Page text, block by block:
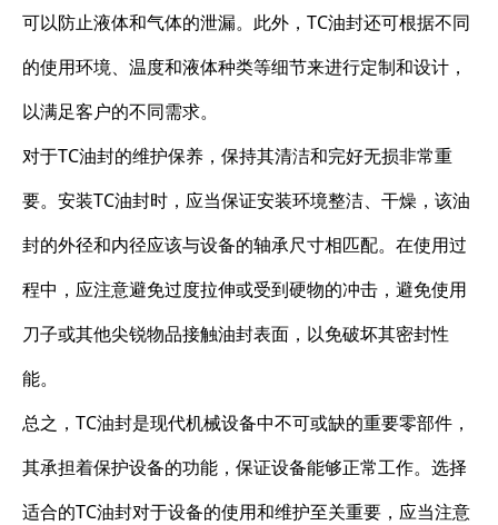
可以防止液体和气体的泄漏。此外，TC油封还可根据不同
的使用环境、温度和液体种类等细节来进行定制和设计，
以满足客户的不同需求。
对于TC油封的维护保养，保持其清洁和完好无损非常重
要。安装TC油封时，应当保证安装环境整洁、干燥，该油
封的外径和内径应该与设备的轴承尺寸相匹配。在使用过
程中，应注意避免过度拉伸或受到硬物的冲击，避免使用
刀子或其他尖锐物品接触油封表面，以免破坏其密封性
能。
总之，TC油封是现代机械设备中不可或缺的重要零部件，
其承担着保护设备的功能，保证设备能够正常工作。选择
适合的TC油封对于设备的使用和维护至关重要，应当注意